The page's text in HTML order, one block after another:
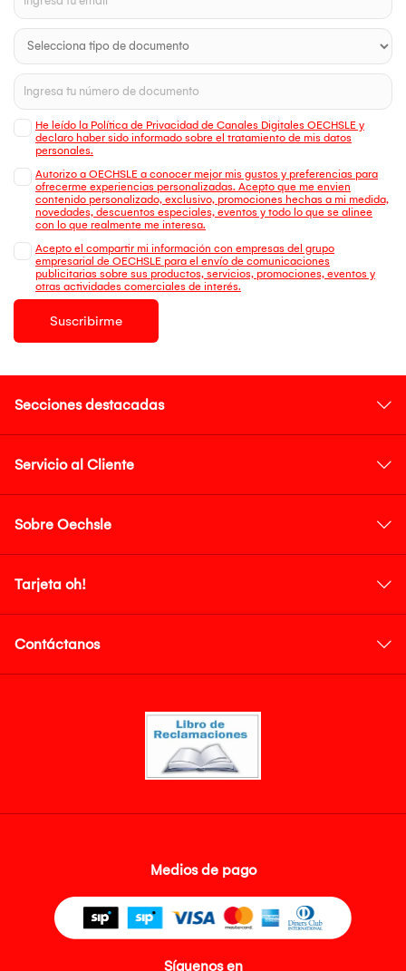
He leído la Política de Privacidad de Canales Digitales OECHSLE y
declaro haber sido informado sobre el tratamiento de mis datos
personales.
Autorizo a OECHSLE a conocer mejor mis gustos y preferencias para
ofrecerme experiencias personalizadas. Acepto que me envien
contenido personalizado, exclusivo, promociones hechas a mi medida,
novedades, descuentos especiales, eventos y todo lo que se alinee
con lo que realmente me interesa.
Acepto el compartir mi información con empresas del grupo
empresarial de OECHSLE para el envío de comunicaciones
publicitarias sobre sus productos, servicios, promociones, eventos y
otras actividades comerciales de interés.
Suscribirme
Secciones destacadas
Servicio al Cliente
Sobre Oechsle
Tarjeta oh!
Contáctanos
Medios de pago
Síguenos en